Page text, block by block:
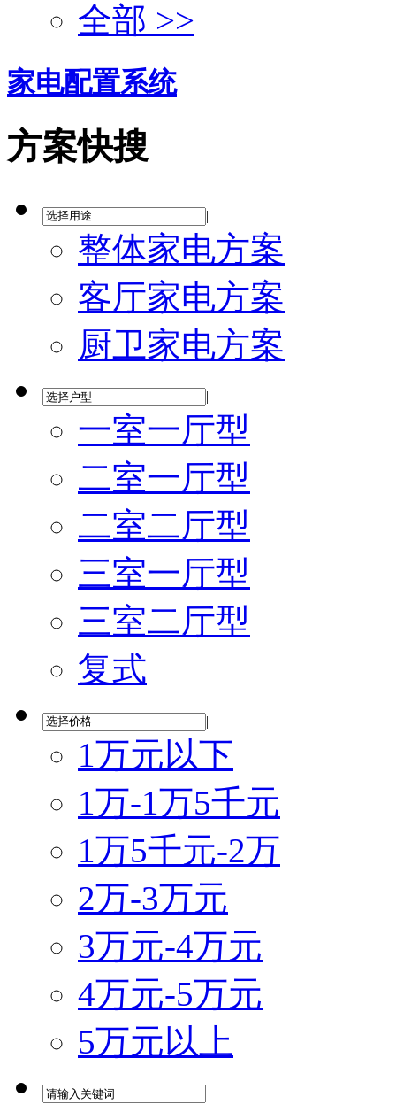
全部 >>
家电配置系统
方案快搜
|
整体家电方案
客厅家电方案
厨卫家电方案
|
一室一厅型
二室一厅型
二室二厅型
三室一厅型
三室二厅型
复式
|
1万元以下
1万-1万5千元
1万5千元-2万
2万-3万元
3万元-4万元
4万元-5万元
5万元以上